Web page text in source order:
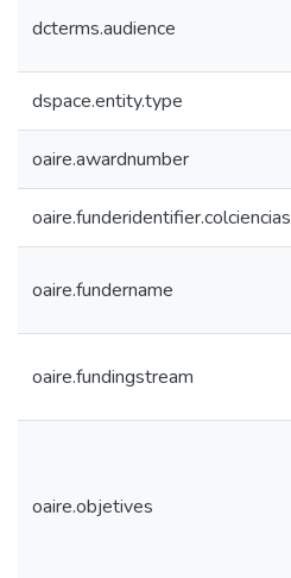
dcterms.audience
dspace.entity.type
oaire.awardnumber
oaire.funderidentifier.colciencias
oaire.fundername
oaire.fundingstream
oaire.objetives